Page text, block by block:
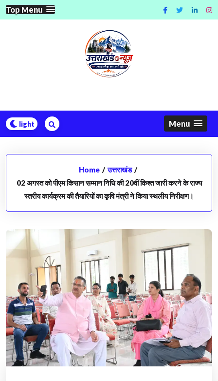
Skip
to
Top Menu
Menu
Home / उत्तराखंड /
02 अगस्त को पीएम किसान सम्मान निधि की 20वीं किश्त जारी करने के राज्य
स्तरीय कार्यक्रम की तैयारियों का कृषि मंत्री ने किया स्थलीय निरीक्षण।